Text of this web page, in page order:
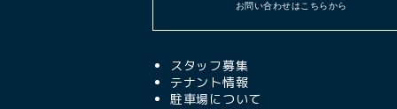
お問い合わせはこちらから
スタッフ募集
テナント情報
駐車場について